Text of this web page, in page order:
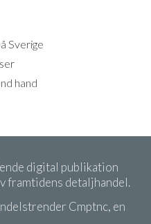
Sverige
hand
digital publikation
framtidens detaljhandel.
Cmptnc, en